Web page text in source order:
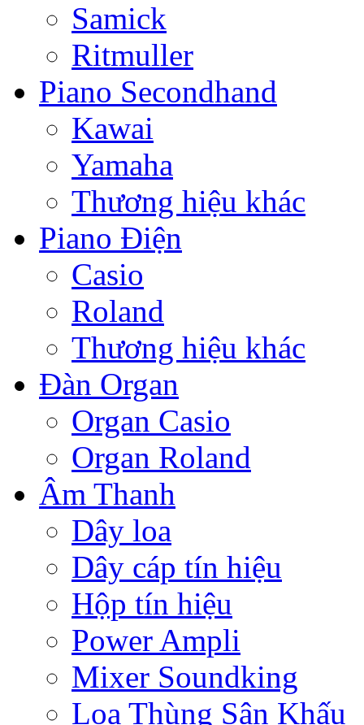
Samick
Ritmuller
Piano Secondhand
Kawai
Yamaha
Thương hiệu khác
Piano Điện
Casio
Roland
Thương hiệu khác
Đàn Organ
Organ Casio
Organ Roland
Âm Thanh
Dây loa
Dây cáp tín hiệu
Hộp tín hiệu
Power Ampli
Mixer Soundking
Loa Thùng Sân Khấu